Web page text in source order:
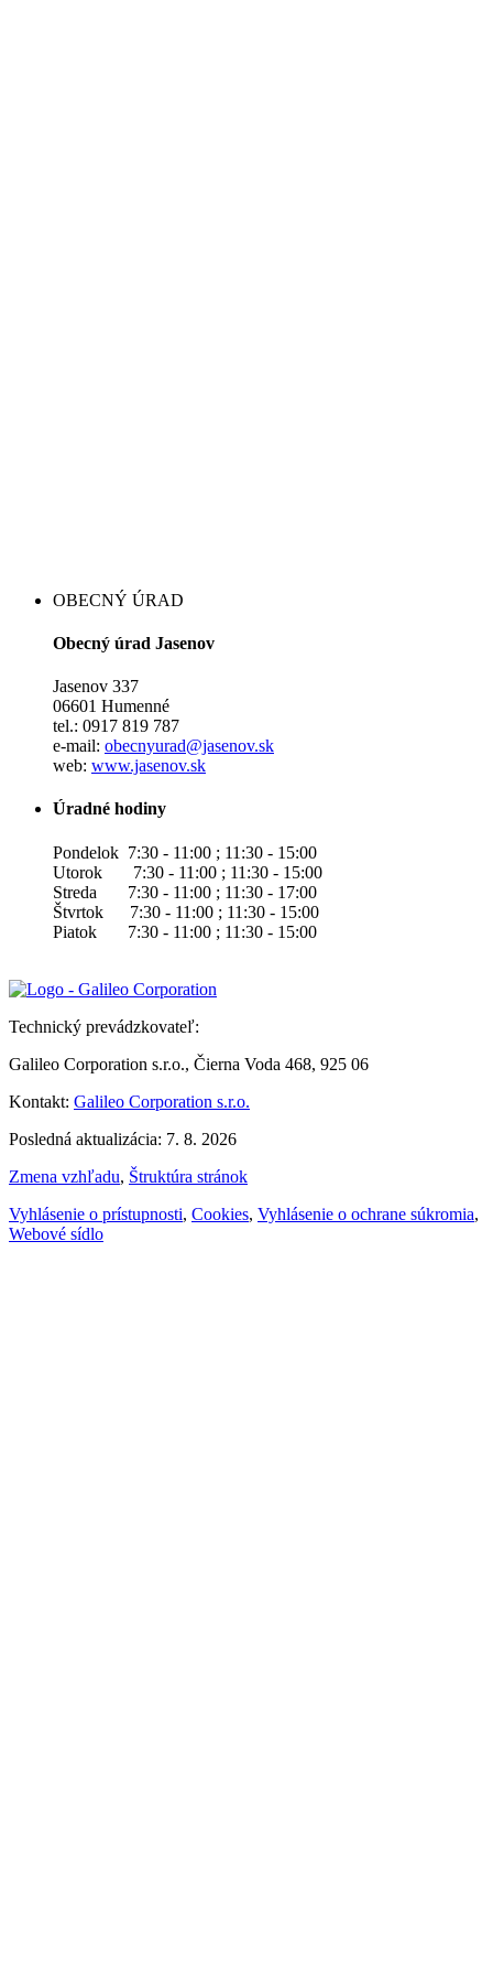
OBECNÝ ÚRAD
Obecný úrad Jasenov
Jasenov 337
06601 Humenné
tel.: 0917 819 787
e-mail: obecnyurad@jasenov.sk
web: www.jasenov.sk
Úradné hodiny
Pondelok 7:30 - 11:00 ; 11:30 - 15:00
Utorok 7:30 - 11:00 ; 11:30 - 15:00
Streda 7:30 - 11:00 ; 11:30 - 17:00
Štvrtok 7:30 - 11:00 ; 11:30 - 15:00
Piatok 7:30 - 11:00 ; 11:30 - 15:00
Technický prevádzkovateľ:
Galileo Corporation s.r.o., Čierna Voda 468, 925 06
Kontakt: Galileo Corporation s.r.o.
Posledná aktualizácia: 7. 8. 2026
Zmena vzhľadu, Štruktúra stránok
Vyhlásenie o prístupnosti, Cookies, Vyhlásenie o ochrane súkromia,
Webové sídlo